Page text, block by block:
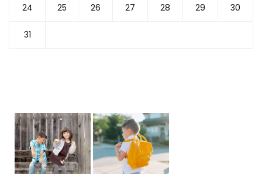
24 25 26 27 28 29 30
31